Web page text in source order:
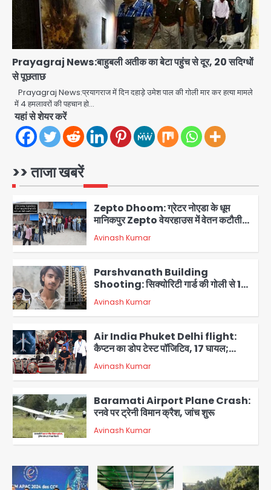
Prayagraj News:बाहुबली अतीक का बेटा पहुंच से दूर, 20 सदिग्धों
से पूछताछ
Prayagraj News:प्रयागराज में दिन दहाड़े उमेश पाल की गोली मार कर हत्या मामले
में 4 हमलावरों की पहचान हो…
यहां से शेयर करें
>> ताजा खबरें
4
Air India Phuket Delhi flight:
कैप्टन का डोप टेस्ट पॉजिटिव, 17 घायल;
DGCA जांच जारी
Avinash Kumar
5
रनवे पर ट्रेनी विमान क्रैश, जांच शुरू
Avinash Kumar
1
Shaheen Bagh News: बारिश के बाद
2
Zepto Dhoom: ग्रेटर नोएडा के धूम
मानिकपुर Zepto वेयरहाउस में वेतन कटौती
को लेकर 100 से ज्यादा कर्मचारियों का विरोध
प्रदर्शन
Avinash Kumar
3
Parshvanath Building
Shooting: सिक्योरिटी गार्ड की गोली से 17
वर्षीय किशोर की मौत
Avinash Kumar
4
Air India Phuket Delhi flight:
कैप्टन का डोप टेस्ट पॉजिटिव, 17 घायल;
DGCA जांच जारी
Avinash Kumar
5
Baramati Airport Plane Crash:
रनवे पर ट्रेनी विमान क्रैश, जांच शुरू
Avinash Kumar
Shaheen Bagh News: बारिश के बाद
शाहीन बाग में जलभराव और गड्ढे, सीवर काम से